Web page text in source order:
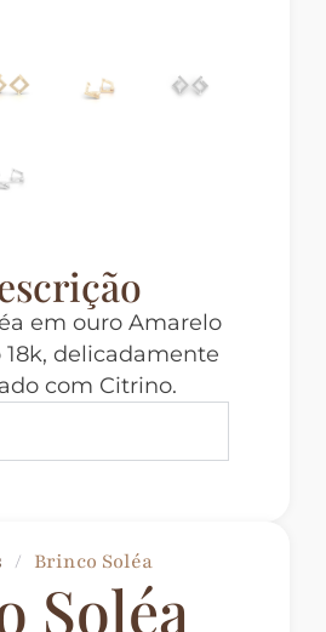
em ouro Amarelo
18k, delicadamente
com Citrino.
/ Brinco Soléa
Soléa